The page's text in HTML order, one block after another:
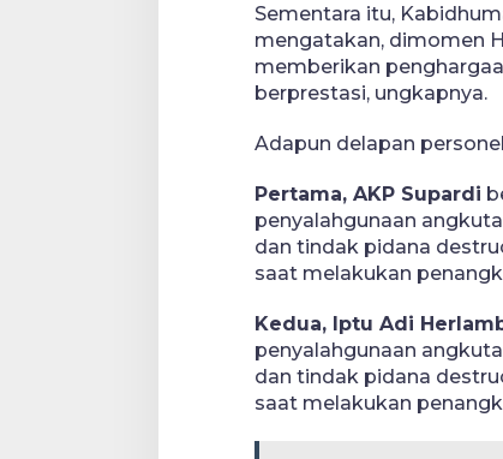
Sementara itu,
mengatakan, dimomen
memberikan
berprestasi, ungkapnya.
Adapun delapan
Pertama, AKP Supardi
penyalahgunaan
dan tindak pidana
saat melakukan
Kedua, Iptu Adi
penyalahgunaan
dan tindak pidana
saat melakukan